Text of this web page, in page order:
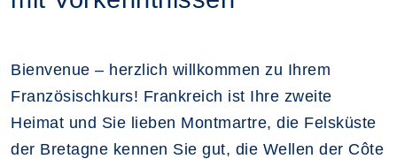
Bienvenue – herzlich willkommen zu Ihrem
Französischkurs! Frankreich ist Ihre zweite
Heimat und Sie lieben Montmartre, die Felsküste
der Bretagne kennen Sie gut, die Wellen der Côte